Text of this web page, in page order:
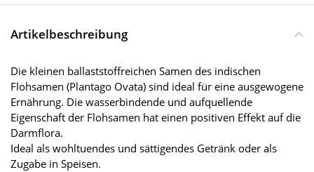
Artikelbeschreibung
Die kleinen ballaststoffreichen Samen des indischen
Flohsamen (Plantago Ovata) sind ideal für eine ausgewogene
Ernährung. Die wasserbindende und aufquellende
Eigenschaft der Flohsamen hat einen positiven Effekt auf die
Darmflora.
Ideal als wohltuendes und sättigendes Getränk oder als
Zugabe in Speisen.